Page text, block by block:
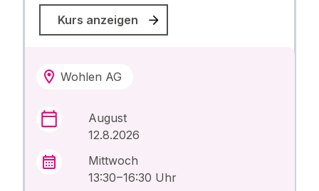
Kurs anzeigen
Wohlen AG
August
12.8.2026
Mittwoch
13:30 – 16:30 Uhr